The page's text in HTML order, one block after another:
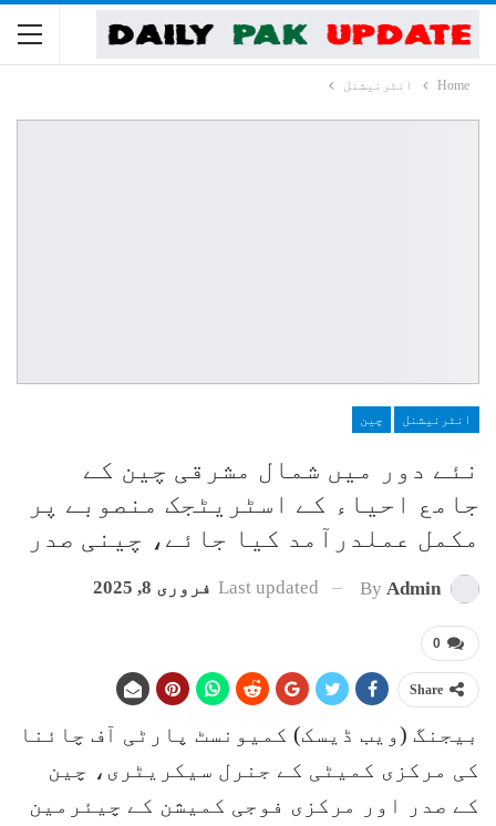
Home انٹرنیشنل
انٹرنیشنل چین
نئے دور میں شمال مشرقی چین کے
جامع احیاء کے اسٹریٹجک منصوبے پر
مکمل عملدرآمد کیا جائے، چینی صدر
By Admin
Last updated فروری 8, 2025
0
Share
بیجنگ (ویب ڈیسک) کمیونسٹ پارٹی آف چائنا
کی مرکزی کمیٹی کے جنرل سیکریٹری، چین
کے صدر اور مرکزی فوجی کمیشن کے چیئرمین